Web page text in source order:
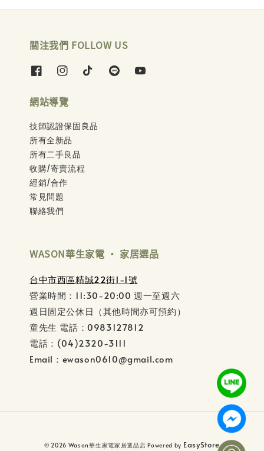
關注我們 FOLLOW US
網站導覽
技師認證保固良品
所有全新品
所有二手良品
收購/寄賣流程
經銷/合作
常見問題
聯絡我們
WASON華生家電 ‧ 家居選品
台中市西區精誠22街1-1號
營業時間：11:30-20:00 週一至週六
週日固定公休日（其他時間亦可預約）
童先生 電話：0983127812
電話：(04)2320-3111
Email：ewason0610@gmail.com
© 2026 Wason華生家電家居選品店 Powered by EasyStore